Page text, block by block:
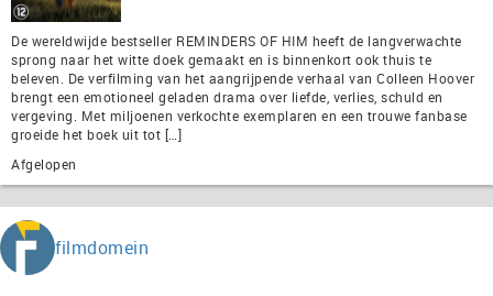
De wereldwijde bestseller REMINDERS OF HIM heeft de langverwachte
sprong naar het witte doek gemaakt en is binnenkort ook thuis te
beleven. De verfilming van het aangrijpende verhaal van Colleen Hoover
brengt een emotioneel geladen drama over liefde, verlies, schuld en
vergeving. Met miljoenen verkochte exemplaren en een trouwe fanbase
groeide het boek uit tot […]
Afgelopen
filmdomein